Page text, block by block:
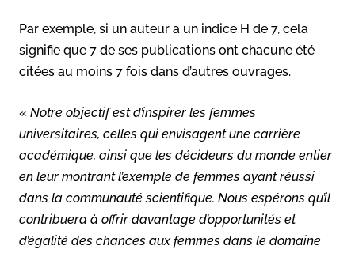
Par exemple, si un auteur a un indice H de 7, cela
signifie que 7 de ses publications ont chacune été
citées au moins 7 fois dans d’autres ouvrages.
« Notre objectif est d’inspirer les femmes
universitaires, celles qui envisagent une carrière
académique, ainsi que les décideurs du monde entier
en leur montrant l’exemple de femmes ayant réussi
dans la communauté scientifique. Nous espérons qu’il
contribuera à offrir davantage d’opportunités et
d’égalité des chances aux femmes dans le domaine